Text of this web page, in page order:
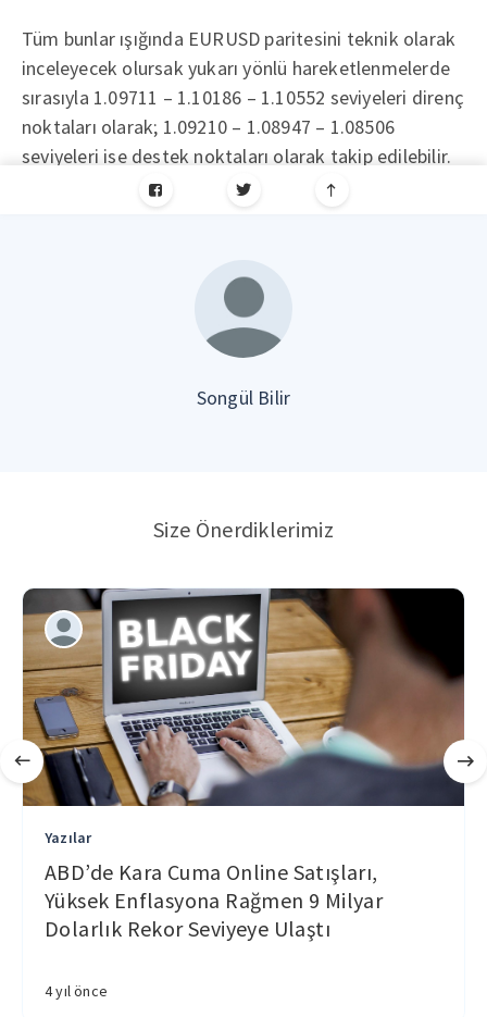
Tüm bunlar ışığında EURUSD paritesini teknik olarak
inceleyecek olursak yukarı yönlü hareketlenmelerde
sırasıyla 1.09711 – 1.10186 – 1.10552 seviyeleri direnç
noktaları olarak; 1.09210 – 1.08947 – 1.08506
seviyeleri ise destek noktaları olarak takip edilebilir.
Songül Bilir
Size Önerdiklerimiz
Yazılar
ABD’de Kara Cuma Online Satışları,
Yüksek Enflasyona Rağmen 9 Milyar
Dolarlık Rekor Seviyeye Ulaştı
4 yıl önce